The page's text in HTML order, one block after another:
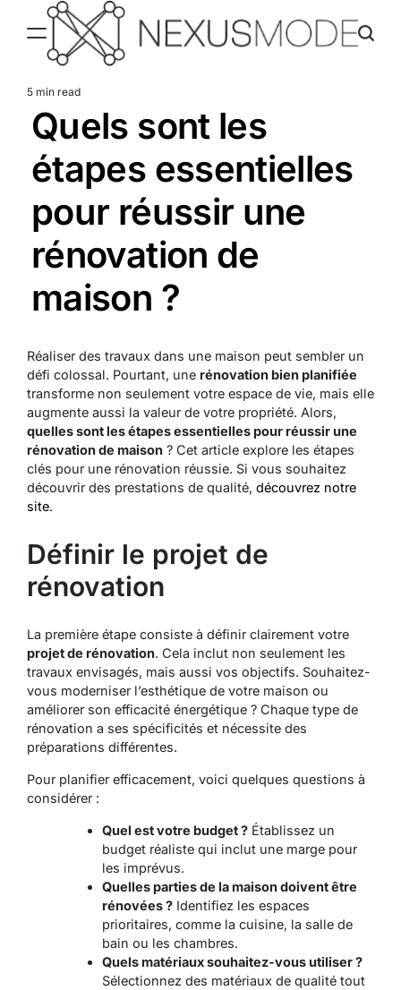
content
Estimated
read
time
5 min read
Quels sont les
étapes essentielles
pour réussir une
rénovation de
maison ?
Réaliser des travaux dans une maison peut sembler un
défi colossal. Pourtant, une rénovation bien planifiée
transforme non seulement votre espace de vie, mais elle
augmente aussi la valeur de votre propriété. Alors,
quelles sont les étapes essentielles pour réussir une
rénovation de maison ? Cet article explore les étapes
clés pour une rénovation réussie. Si vous souhaitez
découvrir des prestations de qualité, découvrez notre
site.
Définir le projet de
rénovation
La première étape consiste à définir clairement votre
projet de rénovation. Cela inclut non seulement les
travaux envisagés, mais aussi vos objectifs. Souhaitez-
vous moderniser l’esthétique de votre maison ou
améliorer son efficacité énergétique ? Chaque type de
rénovation a ses spécificités et nécessite des
préparations différentes.
Pour planifier efficacement, voici quelques questions à
considérer :
Quel est votre budget ?Établissez un
budget réaliste qui inclut une marge pour
les imprévus.
Quelles parties de la maison doivent être
rénovées ?Identifiez les espaces
prioritaires, comme la cuisine, la salle de
bain ou les chambres.
Quels matériaux souhaitez-vous utiliser ?
Sélectionnez des matériaux de qualité tout